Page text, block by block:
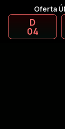
Oferta
D
04